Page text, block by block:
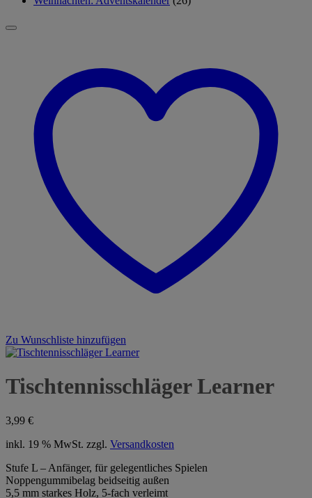
Zu Wunschliste hinzufügen
Tischtennisschläger Learner
3,99 €
inkl. 19 % MwSt. zzgl. Versandkosten
Stufe L – Anfänger, für gelegentliches Spielen
Noppengummibelag beidseitig außen
5,5 mm starkes Holz, 5-fach verleimt